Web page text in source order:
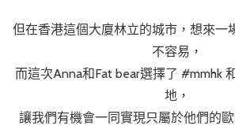
但在香港這個大廈林立的城市，想來一
不容易，
而這次Anna和Fat bear選擇了 #mmhk
地，
讓我們有機會一同實現只屬於他們的